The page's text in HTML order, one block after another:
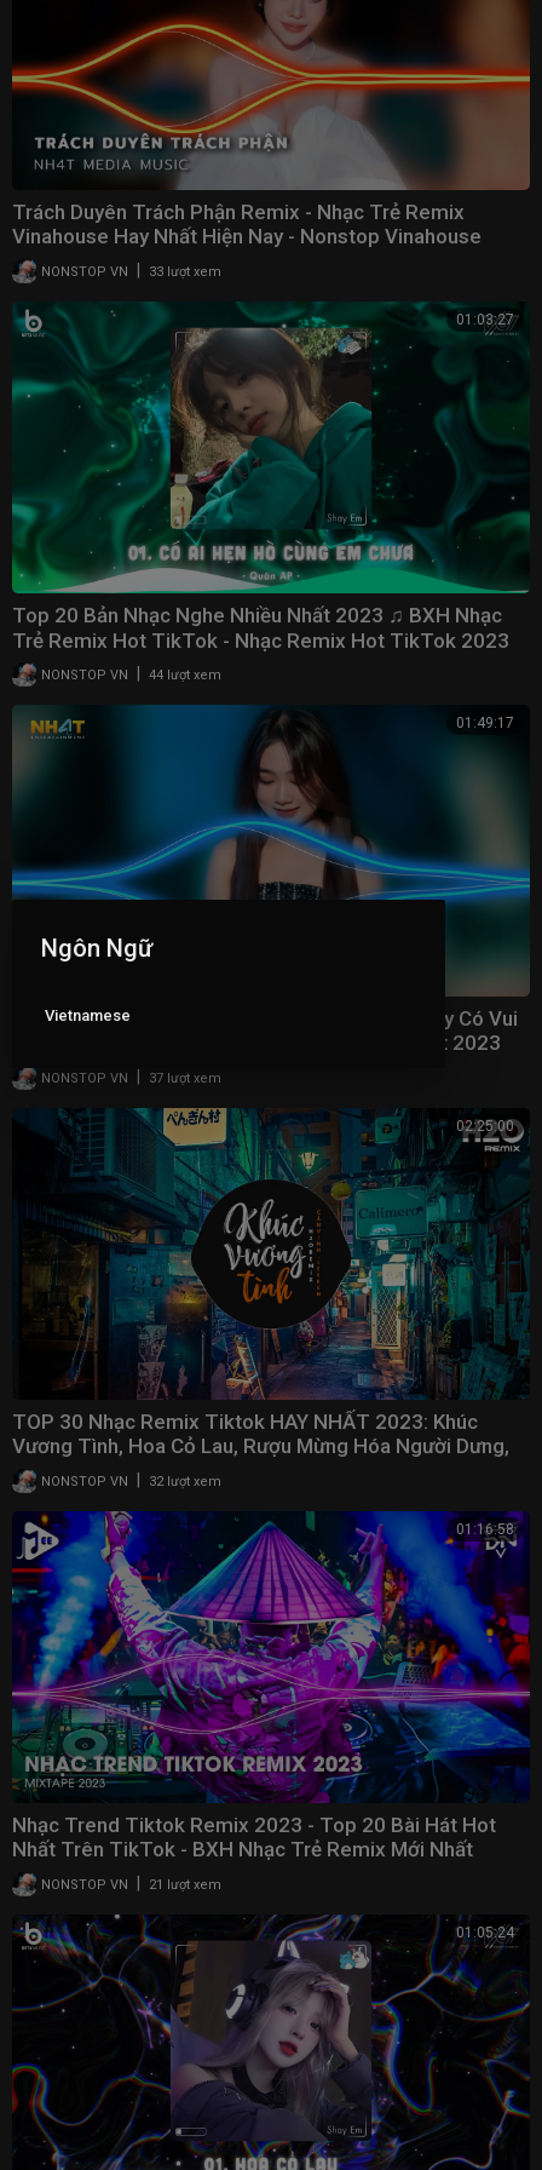
Trách Duyên Trách Phận Remix - Nhạc Trẻ Remix
Vinahouse Hay Nhất Hiện Nay - Nonstop Vinahouse
2023NONSTOP VN 33 lượt xem
01:03:27
Top 20 Bản Nhạc Nghe Nhiều Nhất 2023 ♫ BXH Nhạc
Trẻ Remix Hot TikTok - Nhạc Remix Hot TikTok 2023
NONSTOP VN 44 lượt xem
01:49:17
Danh Vọng Remix - Giờ Người Phương Xa Nơi Ấy Có Vui
Không Người Remix - Nhạc Trẻ Remix Hay Nhất 2023
NONSTOP VN 37 lượt xem
02:25:00
TOP 30 Nhạc Remix Tiktok HAY NHẤT 2023: Khúc
Vương Tình, Hoa Cỏ Lau, Rượu Mừng Hóa Người Dưng,
Gió NONSTOP VN 32 lượt xem
01:16:58
Nhạc Trend Tiktok Remix 2023 - Top 20 Bài Hát Hot
Nhất Trên TikTok - BXH Nhạc Trẻ Remix Mới Nhất
NONSTOP VN | 21 lượt xem
01:05:24
Ngôn Ngữ
Vietnamese